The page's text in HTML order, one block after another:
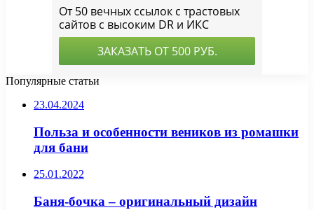
Популярные статьи
23.04.2024
Польза и особенности веников из ромашки
для бани
25.01.2022
Баня-бочка – оригинальный дизайн